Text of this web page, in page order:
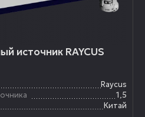
источник RAYCUS
Raycus
1,5
Китай